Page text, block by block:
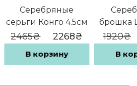
Серебряные
серьги Конго 4.5см
2465₴
Первоначальная
цена
составляла
2465₴.
2268₴ Текущая
цена:
В корзину
брошка
1920₴
В